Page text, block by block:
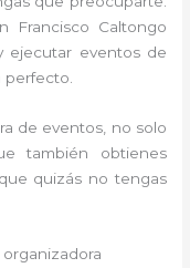
Francisco Caltongo
ejecutar eventos de
de eventos, no solo
también obtienes
quizás no tengas